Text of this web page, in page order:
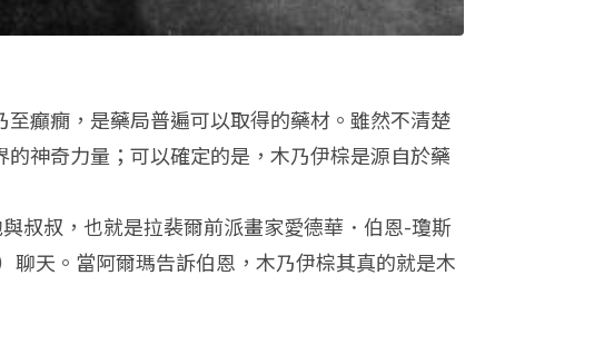
癲癇，是藥局普遍可以取得的藥材。雖然不清楚
神奇力量；可以確定的是，木乃伊棕是源自於藥
叔叔，也就是拉裴爾前派畫家愛德華．伯恩-瓊斯
天。當阿爾瑪告訴伯恩，木乃伊棕其真的就是木